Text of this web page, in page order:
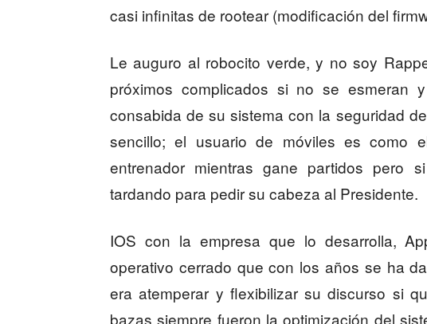
casi infinitas de rootear (modificación del
Le auguro al robocito verde, y no soy
próximos complicados si no se esmeran
consabida de su sistema con la seguridad
sencillo; el usuario de móviles es como
entrenador mientras gane partidos pero
tardando para pedir su cabeza al Presidente.
IOS con la empresa que lo desarrolla,
operativo cerrado que con los años se ha
era atemperar y flexibilizar su discurso si
bazas siempre fueron la optimización del